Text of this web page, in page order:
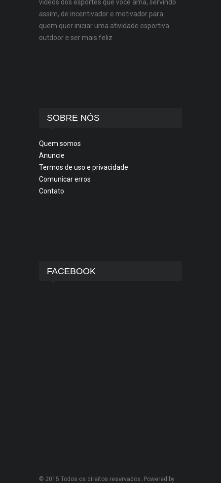
vídeos dos esportes que você ama, servindo
assim, de incentivador e motivador para
quem quer iniciar uma atividade esportiva
outdoor e ser mais feliz.
SOBRE NÓS
Quem somos
Anuncie
Termos de uso e privacidade
Comunicar erros
Contato
FACEBOOK
© 2015 Todos os direitos reservados. Powered by